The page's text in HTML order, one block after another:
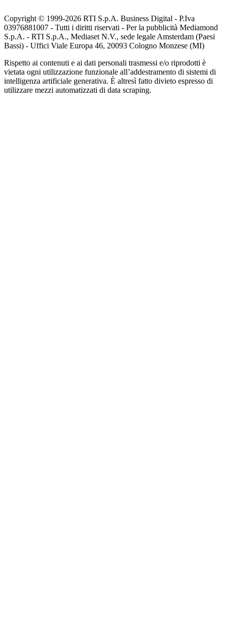
Copyright © 1999-2026 RTI S.p.A. Business Digital - P.Iva
03976881007 - Tutti i diritti riservati - Per la pubblicità Mediamond
S.p.A. - RTI S.p.A., Mediaset N.V., sede legale Amsterdam (Paesi
Bassi) - Uffici Viale Europa 46, 20093 Cologno Monzese (MI)
Rispetto ai contenuti e ai dati personali trasmessi e/o riprodotti è
vietata ogni utilizzazione funzionale all’addestramento di sistemi di
intelligenza artificiale generativa. È altresì fatto divieto espresso di
utilizzare mezzi automatizzati di data scraping.